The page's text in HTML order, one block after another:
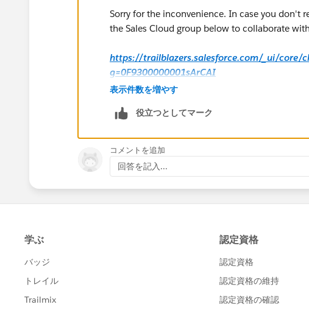
Sorry for the inconvenience. In case you don't
the Sales Cloud group below to collaborate
https://trailblazers.salesforce.com/_ui/core/
g=0F9300000001sArCAI
Jayson
表示件数を増やす
役立つとしてマーク
コメントを追加
回答を記入...